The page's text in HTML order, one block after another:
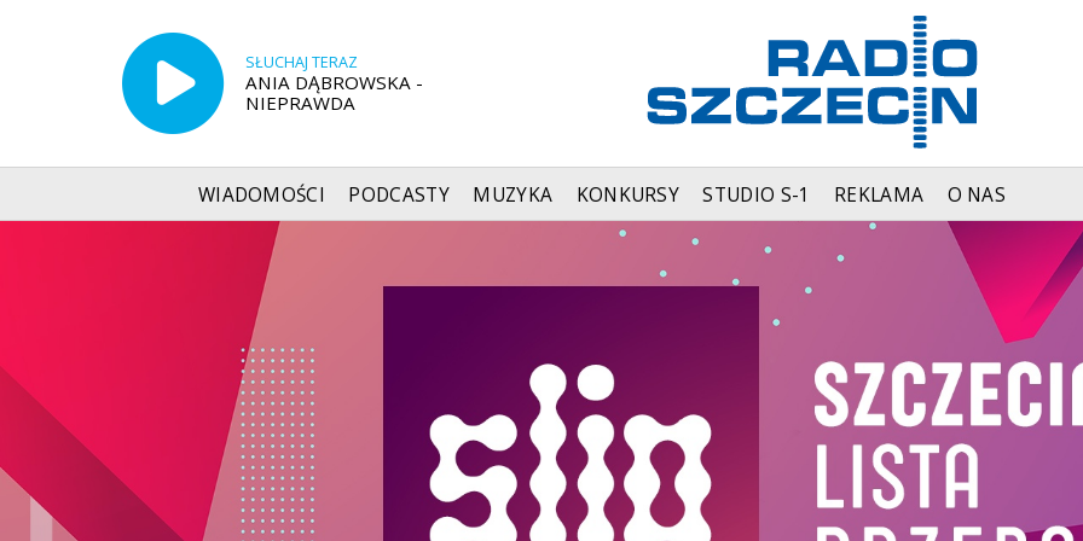
SŁUCHAJ TERAZ
ANIA DĄBROWSKA -
NIEPRAWDA
WIADOMOŚCI PODCASTY MUZYKA KONKURSY STUDIO S-1 REKLAMA O NAS